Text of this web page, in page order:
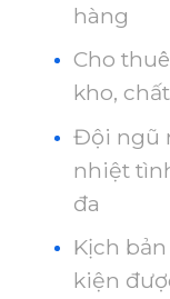
hàng
Cho
kho,
Đội ngũ
nhiệt
đa
Kịch
kiện